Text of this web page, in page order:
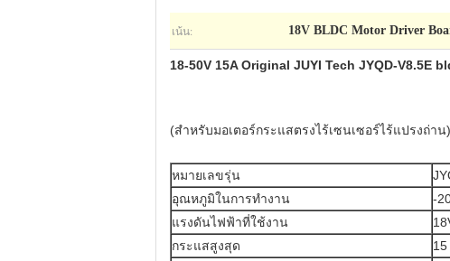
เน้น: 18V BLDC Motor Driver
18-50V 15A Original JUYI Tech JYQD-V8.5E
(สำหรับมอเตอร์กระแสตรงไร้เซนเซอร์ไร้แปรงถ่าน)
หมายเลขรุ่น
อุณหภูมิในการทำงาน
-
แรงดันไฟฟ้าที่ใช้งาน
กระแสสูงสุด
15